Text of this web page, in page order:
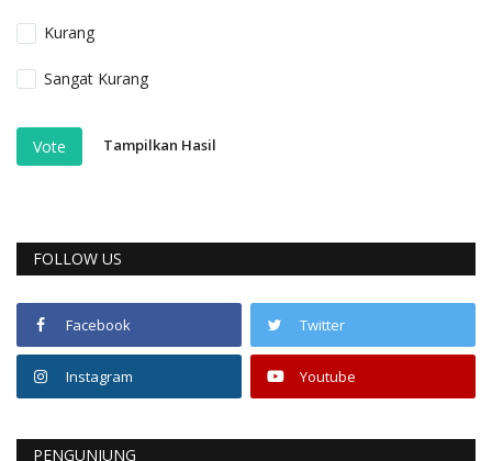
Kurang
Sangat Kurang
Vote Tampilkan Hasil
FOLLOW US
Facebook Twitter
Instagram Youtube
PENGUNJUNG